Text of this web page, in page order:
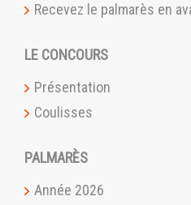
Recevez le palmarès en
LE CONCOURS
Présentation
Coulisses
PALMARÈS
Année 2026